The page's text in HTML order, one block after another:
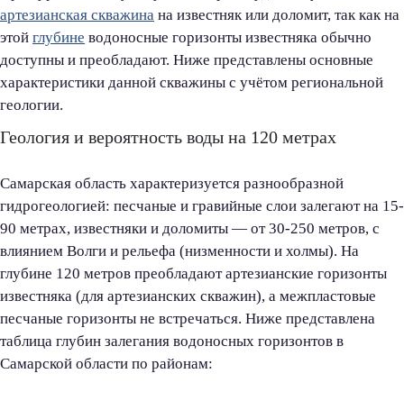
артезианская скважина на известняк или доломит, так как на
этой глубине водоносные горизонты известняка обычно
доступны и преобладают. Ниже представлены основные
характеристики данной скважины с учётом региональной
геологии.
Геология и вероятность воды на 120 метрах
Самарская область характеризуется разнообразной
гидрогеологией: песчаные и гравийные слои залегают на 15-
90 метрах, известняки и доломиты — от 30-250 метров, с
влиянием Волги и рельефа (низменности и холмы). На
глубине 120 метров преобладают артезианские горизонты
известняка (для артезианских скважин), а межпластовые
песчаные горизонты не встречаться. Ниже представлена
таблица глубин залегания водоносных горизонтов в
Самарской области по районам: